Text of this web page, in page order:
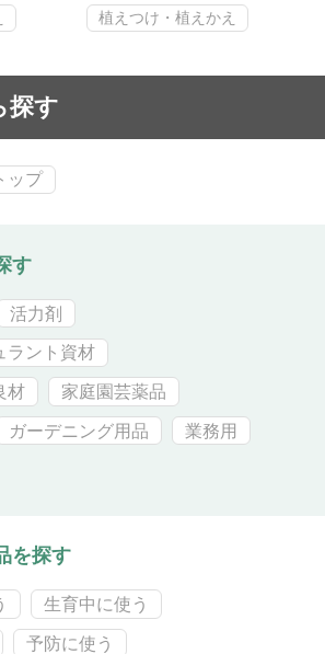
植えつけ・植えかえ
探す
ップ
す
活力剤
ラント資材
材 家庭園芸薬品
ガーデニング用品 業務用
を探す
生育中に使う
予防に使う